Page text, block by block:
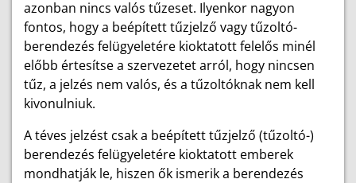
azonban nincs valós tűzeset. Ilyenkor nagyon
fontos, hogy a beépített tűzjelző vagy tűzoltó-
berendezés felügyeletére kioktatott felelős minél
előbb értesítse a szervezetet arról, hogy nincsen
tűz, a jelzés nem valós, és a tűzoltóknak nem kell
kivonulniuk.
A téves jelzést csak a beépített tűzjelző (tűzoltó-)
berendezés felügyeletére kioktatott emberek
mondhatják le, hiszen ők ismerik a berendezés